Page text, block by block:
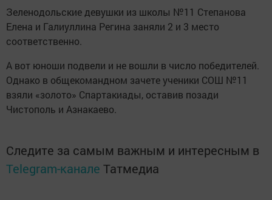
Зеленодольские девушки из школы №11 Степанова
Елена и Галиуллина Регина заняли 2 и 3 место
соответственно.
А вот юноши подвели и не вошли в число победителей.
Однако в общекомандном зачете ученики СОШ №11
взяли «золото» Спартакиады, оставив позади
Чистополь и Азнакаево.
Следите за самым важным и интересным в
Telegram-канале Татмедиа